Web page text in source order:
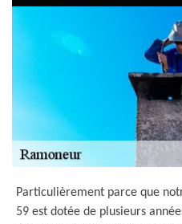
Particulièrement parce que
59 est dotée de plusieurs